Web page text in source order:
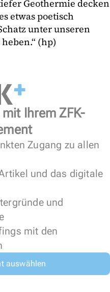
Geothermie decken
etwas poetisch
unter unseren
(hp)
Ihrem ZFK-
Zugang zu allen
und das digitale
und
mit den
auswählen